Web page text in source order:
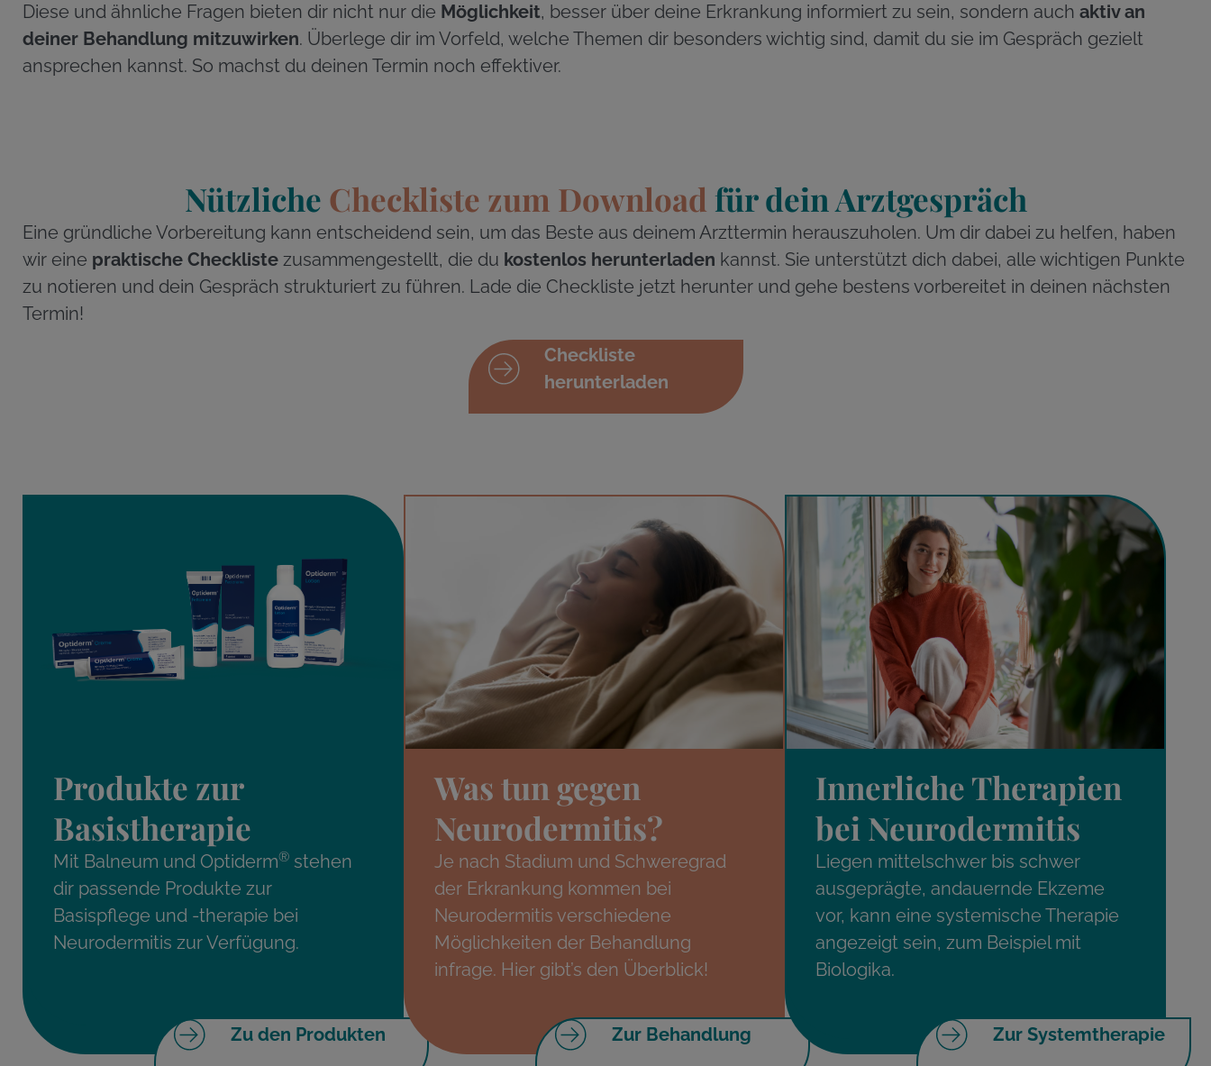
Diese und ähnliche Fragen bieten dir nicht nur die Möglichkeit, besser über deine Erkrankung informiert zu sein, sondern auch aktiv an
deiner Behandlung mitzuwirken. Überlege dir im Vorfeld, welche Themen dir besonders wichtig sind, damit du sie im Gespräch gezielt
ansprechen kannst. So machst du deinen Termin noch effektiver.
Nützliche Checkliste zum Download für dein Arztgespräch
Eine gründliche Vorbereitung kann entscheidend sein, um das Beste aus deinem Arzttermin herauszuholen. Um dir dabei zu helfen, haben
wir eine praktische Checkliste zusammengestellt, die du kostenlos herunterladen kannst. Sie unterstützt dich dabei, alle wichtigen Punkte
zu notieren und dein Gespräch strukturiert zu führen. Lade die Checkliste jetzt herunter und gehe bestens vorbereitet in deinen nächsten
Termin!
Checkliste
herunterladen
Produkte zur
Basistherapie
Mit Balneum und Optiderm® stehen
dir passende Produkte zur
Basispflege und -therapie bei
Neurodermitis zur Verfügung.
Zu den Produkten
Was tun gegen
Neurodermitis?
Je nach Stadium und Schweregrad
der Erkrankung kommen bei
Neurodermitis verschiedene
Möglichkeiten der Behandlung
infrage. Hier gibt’s den Überblick!
Zur Behandlung
Innerliche Therapien
bei Neurodermitis
Liegen mittelschwer bis schwer
ausgeprägte, andauernde Ekzeme
vor, kann eine systemische Therapie
angezeigt sein, zum Beispiel mit
Biologika.
Zur Systemtherapie